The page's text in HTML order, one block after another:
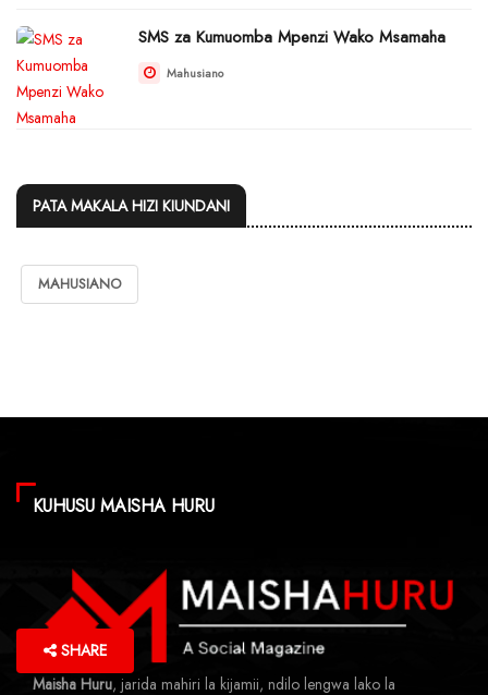
SMS za Kumuomba Mpenzi Wako Msamaha
Mahusiano
PATA MAKALA HIZI KIUNDANI
MAHUSIANO
KUHUSU MAISHA HURU
Maisha Huru, jarida mahiri la kijamii, ndilo lengwa lako la
SHARE